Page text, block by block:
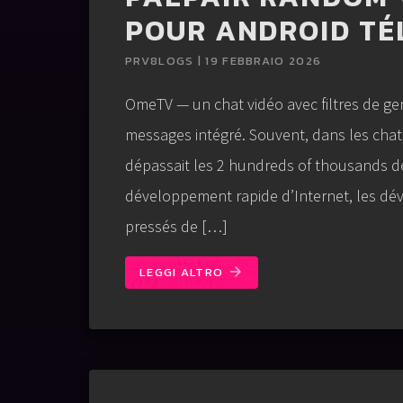
POUR ANDROID
PRV8LOGS | 19 FEBBRAIO 2026
OmeTV — un chat vidéo avec filtres de
messages intégré. Souvent, dans les
dépassait les 2 hundreds of thousands
développement rapide d’Internet, les
pressés de […]
LEGGI ALTRO arrow_forward